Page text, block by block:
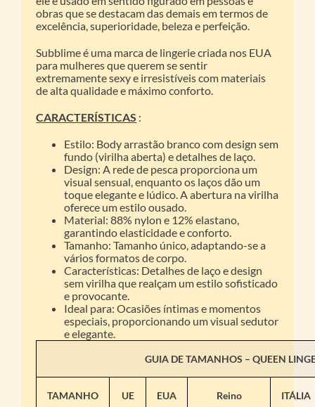
obras que se destacam das demais em termos de
excelência, superioridade, beleza e perfeição.
Subblime é uma marca de lingerie criada nos EUA
para mulheres que querem se sentir
extremamente sexy e irresistíveis com materiais
de alta qualidade e máximo conforto.
CARACTERÍSTICAS :
Estilo: Body arrastão branco com design sem
fundo (virilha aberta) e detalhes de laço.
Design: A rede de pesca proporciona um
visual sensual, enquanto os laços dão um
toque elegante e lúdico. A abertura na virilha
oferece um estilo ousado.
Material: 88% nylon e 12% elastano,
garantindo elasticidade e conforto.
Tamanho: Tamanho único, adaptando-se a
vários formatos de corpo.
Características: Detalhes de laço e design
sem virilha que realçam um estilo sofisticado
e provocante.
Ideal para: Ocasiões íntimas e momentos
especiais, proporcionando um visual sedutor
e elegante.
GUIA DE TAMANHOS – QUEEN
TAMANHO UE EUA
Reino
ITÁLIA